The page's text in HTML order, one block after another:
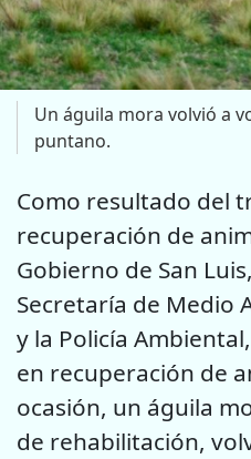
Un águila mora volvió a
puntano.
Como resultado del
recuperación de
Gobierno de San
Secretaría de Medio
y la Policía
en recuperación de
ocasión, un águila
de rehabilitación,